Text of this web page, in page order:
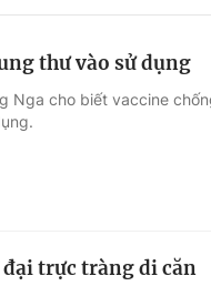
thư vào sử dụng
Nga cho biết vaccine
trực tràng di căn